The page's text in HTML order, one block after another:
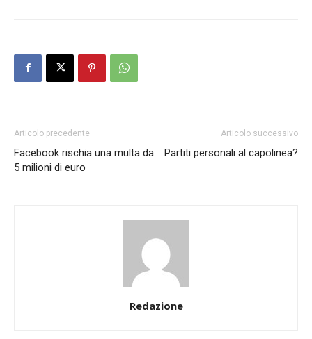
Articolo precedente
Facebook rischia una multa da
5 milioni di euro
Articolo successivo
Partiti personali al capolinea?
Redazione